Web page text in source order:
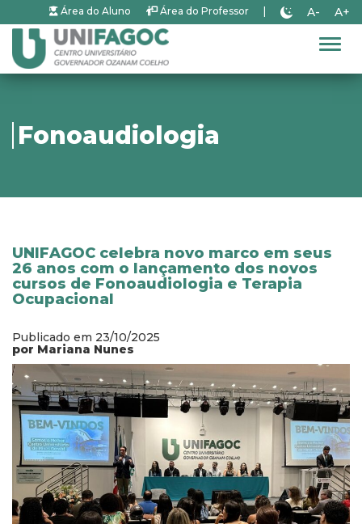
Área do Aluno Área do Professor A- A+
Fonoaudiologia
UNIFAGOC celebra novo marco em seus
26 anos com o lançamento dos novos
cursos de Fonoaudiologia e Terapia
Ocupacional
Publicado em 23/10/2025
por Mariana Nunes